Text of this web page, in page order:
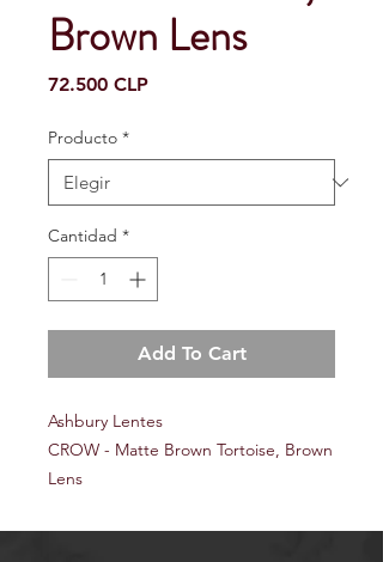
Brown Lens
72.500 CLPPrecio
Producto *
Cantidad *
Add To Cart
Ashbury Lentes
CROW - Matte Brown Tortoise, Brown
Lens